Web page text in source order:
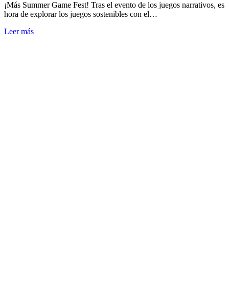
¡Más Summer Game Fest! Tras el evento de los juegos narrativos, es
hora de explorar los juegos sostenibles con el…
Leer más